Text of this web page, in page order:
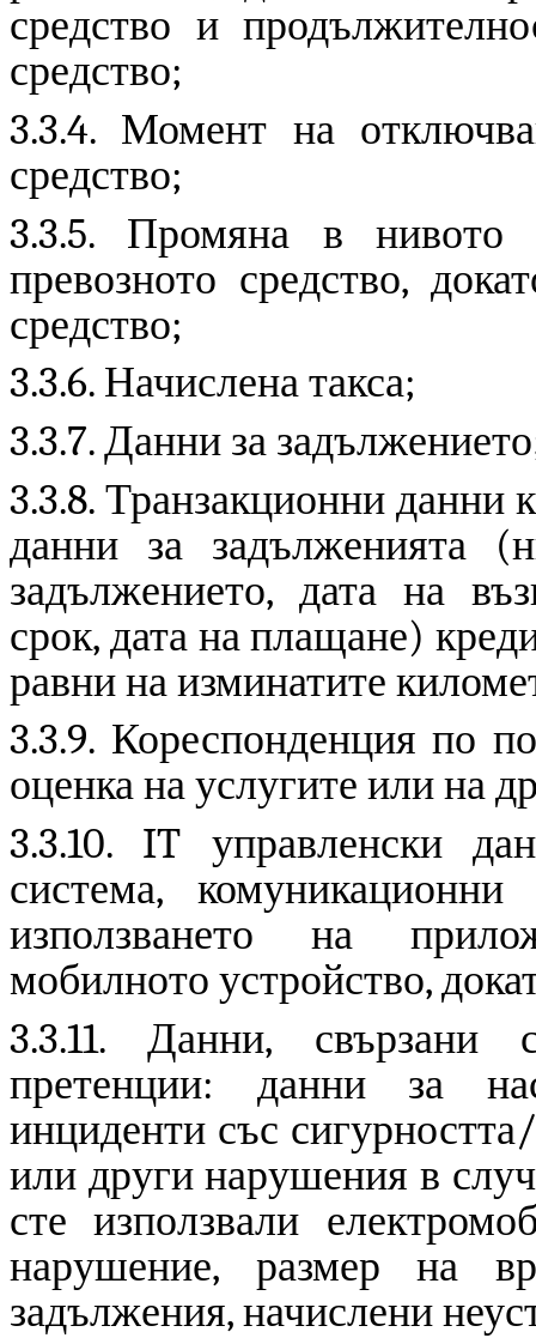
средство и
средство;
3.3.4. Момент на
средство;
3.3.5. Промяна в нивото
превозното средство,
средство;
3.3.6. Начислена такса;
3.3.7. Данни за
3.3.8. Транзакционни данни
данни за задълженията
задължението, дата на
срок, дата на плащане)
равни на изминатите
3.3.9. Кореспонденция по
оценка на услугите или на
3.3.10. IT управленски
система,
използването на
мобилното устройство,
3.3.11. Данни, свързани
претенции: данни за
инциденти със
или други нарушения в
сте използвали
нарушение, размер на
задължения, начислени